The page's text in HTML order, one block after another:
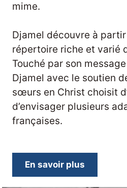
mime.
Djamel découvre à
répertoire riche et varié
Touché par son
Djamel avec le soutien
sœurs en Christ choisit
d’envisager plusieurs
françaises.
En savoir plus